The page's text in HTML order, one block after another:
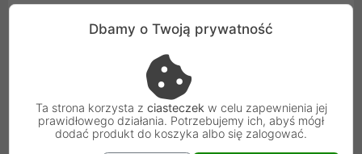
Ochrona kamery internetowej
Monitoruje wszystkie procesy i aplikacje uruchomione
na komputerze, sprawdzając, które z nich próbują
uzyskać dostęp do kamery internetowej. Program
ostrzeże, gdy ktoś niepowołany będzie próbował
uzyskać dostęp do kamery i zablokuje każdą taką próbę.
Dbamy o Twoją prywatność
Ta strona korzysta z ciasteczekw celu zapewnienia jej
prawidłowego działania. Potrzebujemy ich, abyś mógł
dodać produkt do koszyka albo się zalogować.